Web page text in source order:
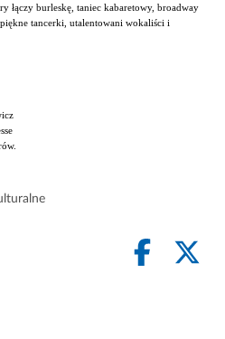
łączy burleskę, taniec kabaretowy, broadway
tancerki, utalentowani wokaliści i